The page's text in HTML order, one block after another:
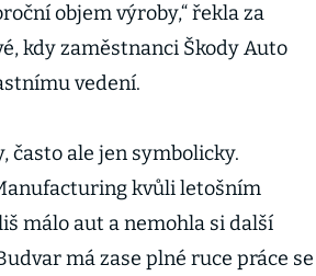
objem výroby,“ řekla za
kdy zaměstnanci Škody Auto
vedení.
často ale jen symbolicky.
kvůli letošním
málo aut a nemohla si další
má zase plné ruce práce se